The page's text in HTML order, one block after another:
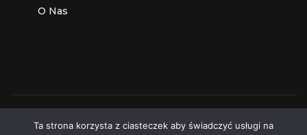
O Nas
Ta strona korzysta z ciasteczek aby świadczyć usługi na